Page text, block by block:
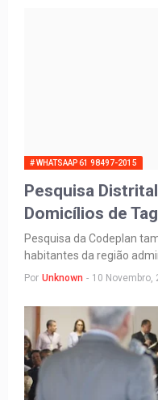
# WHATSAAP 61 98497-2015
Pesquisa
Domicílios de
Pesquisa da Codeplan
habitantes da região
Por Unknown - 10 Novembro,